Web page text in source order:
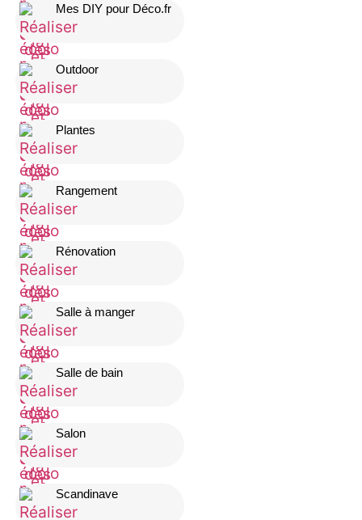
Mes DIY pour Déco.fr
Outdoor
Plantes
Rangement
Rénovation
Salle à manger
Salle de bain
Salon
Scandinave